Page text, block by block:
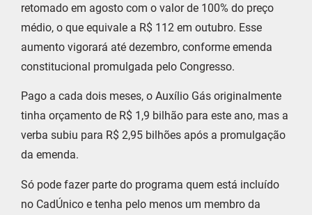
retomado em agosto com o valor de 100% do preço
médio, o que equivale a R$ 112 em outubro. Esse
aumento vigorará até dezembro, conforme emenda
constitucional promulgada pelo Congresso.
Pago a cada dois meses, o Auxílio Gás originalmente
tinha orçamento de R$ 1,9 bilhão para este ano, mas a
verba subiu para R$ 2,95 bilhões após a promulgação
da emenda.
Só pode fazer parte do programa quem está incluído
no CadÚnico e tenha pelo menos um membro da